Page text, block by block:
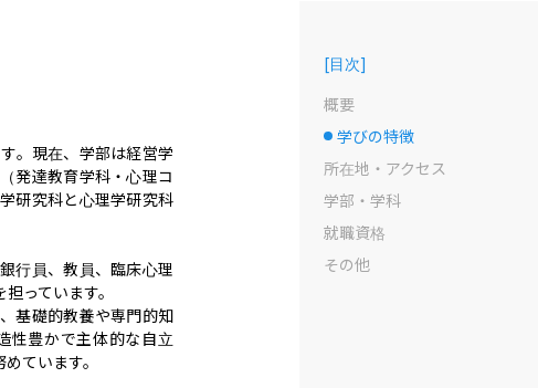
。現在、学部は経営学
発達教育学科・心理コ
研究科と心理学研究科
行員、教員、臨床心理
っています。
基礎的教養や専門的知
性豊かで主体的な自立
ています。
[目次]
概要
選択中のドット
学びの特徴
所在地・アクセス
学部・学科
就職資格
その他